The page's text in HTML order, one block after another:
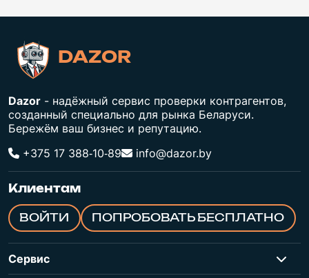
DAZOR
Dazor - надёжный сервис проверки контрагентов,
созданный специально для рынка Беларуси.
Бережём ваш бизнес и репутацию.
+375 17 388‑10‑89
info@dazor.by
Клиентам
ВОЙТИ ПОПРОБОВАТЬ БЕСПЛАТНО
Сервис